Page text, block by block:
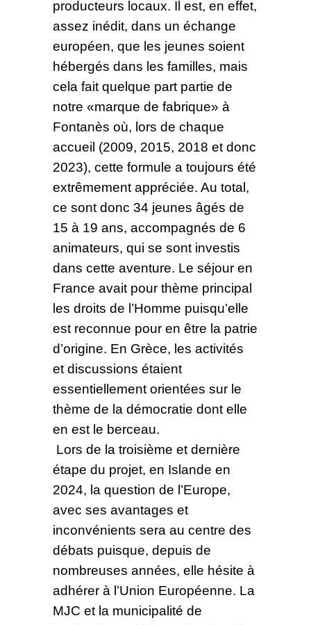
producteurs locaux. Il est, en effet,
assez inédit, dans un échange
européen, que les jeunes soient
hébergés dans les familles, mais
cela fait quelque part partie de
notre «marque de fabrique» à
Fontanès où, lors de chaque
accueil (2009, 2015, 2018 et donc
2023), cette formule a toujours été
extrêmement appréciée. Au total,
ce sont donc 34 jeunes âgés de
15 à 19 ans, accompagnés de 6
animateurs, qui se sont investis
dans cette aventure. Le séjour en
France avait pour thème principal
les droits de l’Homme puisqu’elle
est reconnue pour en être la patrie
d’origine. En Grèce, les activités
et discussions étaient
essentiellement orientées sur le
thème de la démocratie dont elle
en est le berceau.
Lors de la troisième et dernière
étape du projet, en Islande en
2024, la question de l’Europe,
avec ses avantages et
inconvénients sera au centre des
débats puisque, depuis de
nombreuses années, elle hésite à
adhérer à l’Union Européenne. La
MJC et la municipalité de